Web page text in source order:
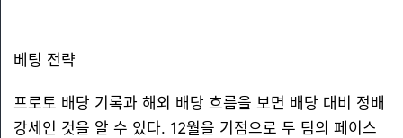
베팅 전략
프로토 배당 기록과 해외 배당 흐름을 보면 배당 대비 정배
강세인 것을 알 수 있다. 12월을 기점으로 두 팀의 페이스